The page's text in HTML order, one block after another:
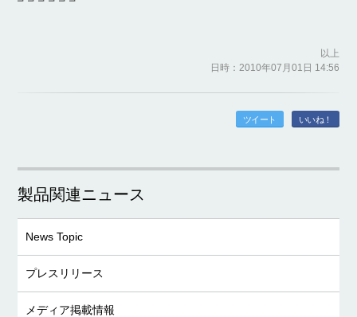
以上
日時：2010年07月01日 14:56
ツイート いいね！
製品関連ニュース
News Topic
プレスリリース
メディア掲載情報